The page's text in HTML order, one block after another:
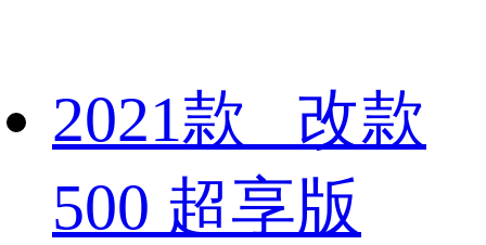
2021款 改款
500 超享版